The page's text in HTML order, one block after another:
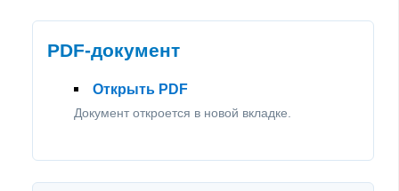
PDF-документ
Открыть PDF
Документ откроется в новой вкладке.